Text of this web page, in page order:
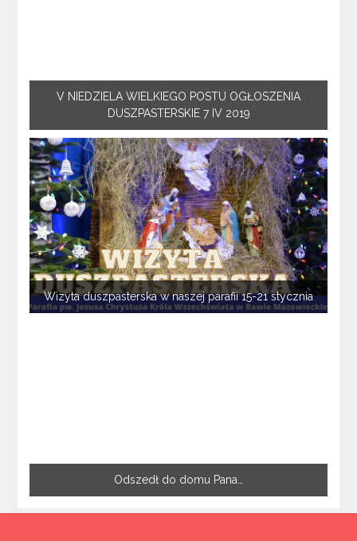
V NIEDZIELA WIELKIEGO POSTU OGŁOSZENIA
DUSZPASTERSKIE 7 IV 2019
Wizyta duszpasterska w naszej parafii 15-21 stycznia
Odszedł do domu Pana…